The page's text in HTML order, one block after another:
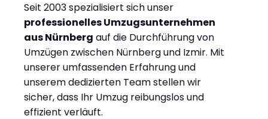
Seit 2003 spezialisiert sich unser
professionelles Umzugsunternehmen
aus Nürnberg auf die Durchführung von
Umzügen zwischen Nürnberg und Izmir. Mit
unserer umfassenden Erfahrung und
unserem dedizierten Team stellen wir
sicher, dass Ihr Umzug reibungslos und
effizient verläuft.